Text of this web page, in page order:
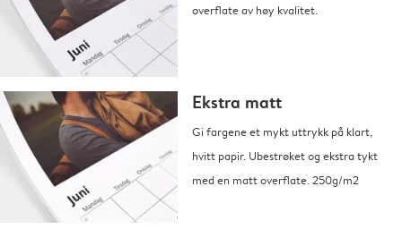
overflate av høy kvalitet.
Ekstra matt
Gi fargene et mykt uttrykk på klart,
hvitt papir. Ubestrøket og ekstra tykt
med en matt overflate. 250g/m2